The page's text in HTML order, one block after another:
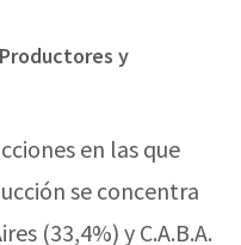
y
en las que
se concentra
(33,4%) y C.A.B.A.